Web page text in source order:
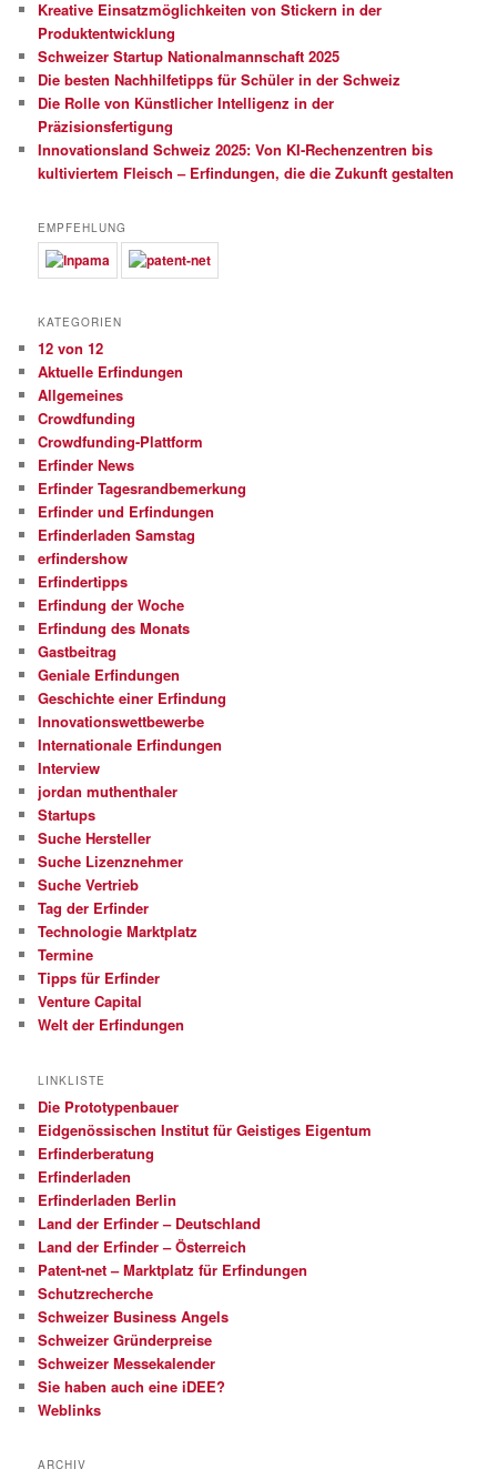
Kreative Einsatzmöglichkeiten von Stickern in der
Produktentwicklung
Schweizer Startup Nationalmannschaft 2025
Die besten Nachhilfetipps für Schüler in der Schweiz
Die Rolle von Künstlicher Intelligenz in der
Präzisionsfertigung
Innovationsland Schweiz 2025: Von KI-Rechenzentren bis
kultiviertem Fleisch – Erfindungen, die die Zukunft gestalten
EMPFEHLUNG
KATEGORIEN
12 von 12
Aktuelle Erfindungen
Allgemeines
Crowdfunding
Crowdfunding-Plattform
Erfinder News
Erfinder Tagesrandbemerkung
Erfinder und Erfindungen
Erfinderladen Samstag
erfindershow
Erfindertipps
Erfindung der Woche
Erfindung des Monats
Gastbeitrag
Geniale Erfindungen
Geschichte einer Erfindung
Innovationswettbewerbe
Internationale Erfindungen
Interview
jordan muthenthaler
Startups
Suche Hersteller
Suche Lizenznehmer
Suche Vertrieb
Tag der Erfinder
Technologie Marktplatz
Termine
Tipps für Erfinder
Venture Capital
Welt der Erfindungen
LINKLISTE
Die Prototypenbauer
Eidgenössischen Institut für Geistiges Eigentum
Erfinderberatung
Erfinderladen
Erfinderladen Berlin
Land der Erfinder – Deutschland
Land der Erfinder – Österreich
Patent-net – Marktplatz für Erfindungen
Schutzrecherche
Schweizer Business Angels
Schweizer Gründerpreise
Schweizer Messekalender
Sie haben auch eine iDEE?
Weblinks
ARCHIV